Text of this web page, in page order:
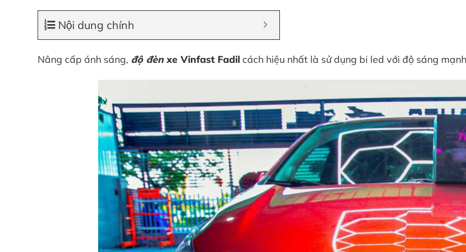
Nội dung chính
Nâng cấp ánh sáng, độ đènxe Vinfast Fadil cách hiệu nhất là sử dụng bi led với độ sáng